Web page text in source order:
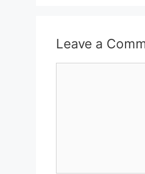
Leave a